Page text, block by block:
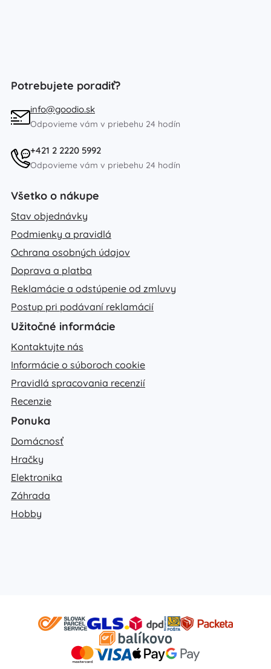
Potrebujete poradiť?
info@goodio.sk
Odpovieme vám v priebehu 24 hodín
+421 2 2220 5992
Odpovieme vám v priebehu 24 hodín
Všetko o nákupe
Stav objednávky
Podmienky a pravidlá
Ochrana osobných údajov
Doprava a platba
Reklamácie a odstúpenie od zmluvy
Postup pri podávaní reklamácií
Užitočné informácie
Kontaktujte nás
Informácie o súboroch cookie
Pravidlá spracovania recenzií
Recenzie
Ponuka
Domácnosť
Hračky
Elektronika
Záhrada
Hobby